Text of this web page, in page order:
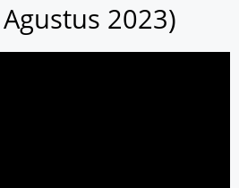
2023)